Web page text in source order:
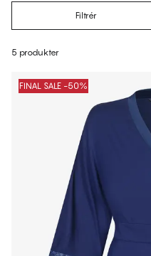
Filtrér
5 produkter
Produkter
FINAL SALE -50%